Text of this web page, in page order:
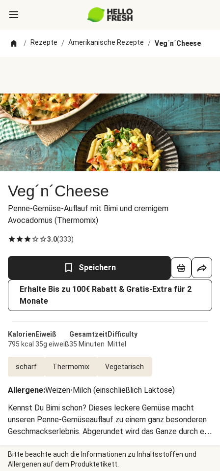
/ Rezepte / Amerikanische Rezepte / Veg´n´Cheese
Veg´n´Cheese
Penne-Gemüse-Auflauf mit Bimi und cremigem
Avocadomus (Thermomix)
3.0(333)
Speichern
Erhalte Bis zu 100€ Rabatt & Gratis-Extra für 2
Monate
Kalorien
795 kcal
Eiweiß
35g eiweiß
Gesamtzeit
35 Minuten
Difficulty
Mittel
scharf Thermomix Vegetarisch
Allergene:Weizen•Milch (einschließlich Laktose)
Kennst Du Bimi schon? Dieses leckere Gemüse macht
unseren Penne-Gemüseauflauf zu einem ganz besonderen
Geschmackserlebnis. Abgerundet wird das Ganze durch ein
würzig-cremiges Avocadomus. Lass es Dir schmecken!
Bitte beachte auch die Informationen zu Inhaltsstoffen und
Allergenen auf dem Produktetikett.